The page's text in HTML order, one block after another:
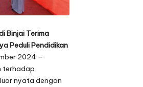
Binjai Terima
Peduli Pendidikan
2024 –
terhadap
nyata dengan